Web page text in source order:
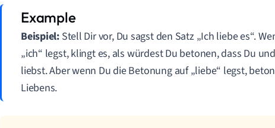
Beispiel: Stell Dir vor, Du sagst den Satz „Ich liebe es“.
„ich“ legst, klingt es, als würdest Du betonen, dass Du
liebst. Aber wenn Du die Betonung auf „liebe“ legst,
Liebens.